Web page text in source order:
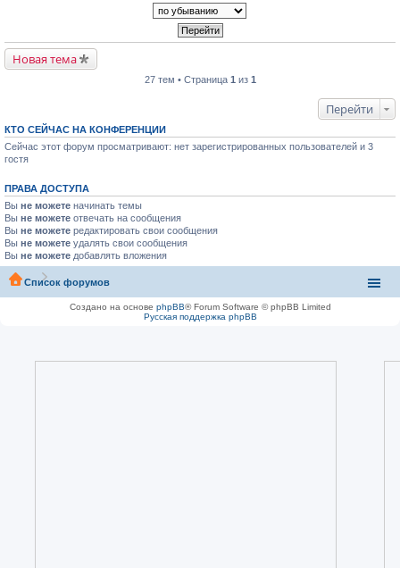
Новая тема
27 тем • Страница 1 из 1
Перейти
КТО СЕЙЧАС НА КОНФЕРЕНЦИИ
Сейчас этот форум просматривают: нет зарегистрированных пользователей и 3
гостя
ПРАВА ДОСТУПА
Вы не можете начинать темы
Вы не можете отвечать на сообщения
Вы не можете редактировать свои сообщения
Вы не можете удалять свои сообщения
Вы не можете добавлять вложения
Список форумов
Создано на основе phpBB® Forum Software © phpBB Limited
Русская поддержка phpBB